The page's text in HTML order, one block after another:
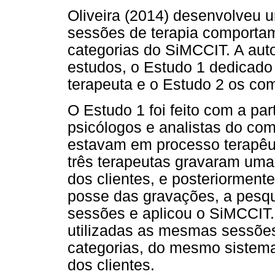
Oliveira (2014) desenvolveu
sessões de terapia
categorias do SiMCCIT. A
estudos, o Estudo 1
terapeuta e o Estudo 2 os
O Estudo 1 foi feito com a
psicólogos e analistas do
estavam em processo
três terapeutas gravaram
dos clientes, e
posse das gravações, a
sessões e aplicou o
utilizadas as mesmas
categorias, do mesmo
dos clientes.